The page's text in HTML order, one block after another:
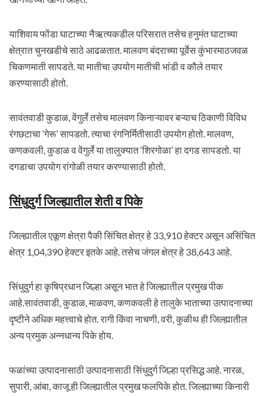
याशिवाय फोंडा घाटाच्या नैऋत्यकडील परिसरात तसेच हनुमंत घाटाच्या
क्षेत्रात चुनखडीचे साठे आढळतात. मालवण बंदराच्या पूर्वेस कुंभारमाठजवळ
चिकणमाती सापडते. या मातीचा उपयोग मातीची भांडी व कौले तयार
करण्यासाठी होतो.
सावंतवाडी कुडाळ, वेंगुर्ले तसेच मालवण किनाऱ्यावर बऱ्याच ठिकाणी विविध
रंगछटाचा ‘गेरू’ सापडतो. त्याचा रंगनिर्मितीसाठी उपयोग होतो. मालवण,
कणकवली, कुडाळ व वेंगुर्ले या तालुक्यात ‘शिरगोळा’ हा दगड सापडतो. या
दगडाचा उपयोग रांगोळी तयार करण्यासाठी होतो.
सिंधुदुर्ग जिल्ह्यातील शेती व पिके
जिल्ह्यातील एकूण क्षेत्रा पैकी सिंचित क्षेत्र हे 33,910 हेक्टर असून असिंचित
क्षेत्र 1,04,390 हेक्टर इतके आहे. तसेच जंगल क्षेत्र हे 38,643 आहे.
सिंधुदुर्ग हा कृषिप्रधान जिल्हा असून भात हे जिल्ह्यातील प्रमुख पीक
आहे.सावंतवाडी, कुडाळ, माळवण, कणकवली हे तालुके भाताच्या उत्पादनाच्या
दृष्टीने अधिक महत्त्वाचे होत. रागी किंवा नाचणी, वरी, कुळीथ ही जिल्ह्यातील
अन्य प्रमुक अन्नधान्य पिके होय.
फळांच्या उत्पादनासाठी उत्पादनासाठी सिंधुदुर्ग जिल्हा प्रसिद्ध आहे. नारळ,
सुपारी, आंबा, काजू ही जिल्ह्यातील प्रमुख फलपिके होत. जिल्ह्याच्या किनारी